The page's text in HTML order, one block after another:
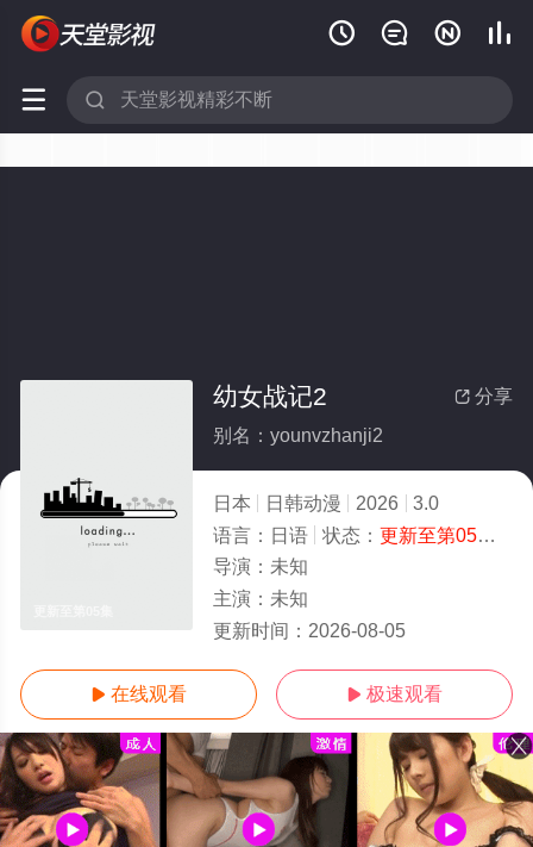
   
 
 分享
幼女战记2
别名：younvzhanji2
日本 日韩动漫 2026
3.0
语言： 日语 状态： 更新至第05集
导演： 未知
主演： 未知
更新时间： 2026-08-05
 在线观看  极速观看